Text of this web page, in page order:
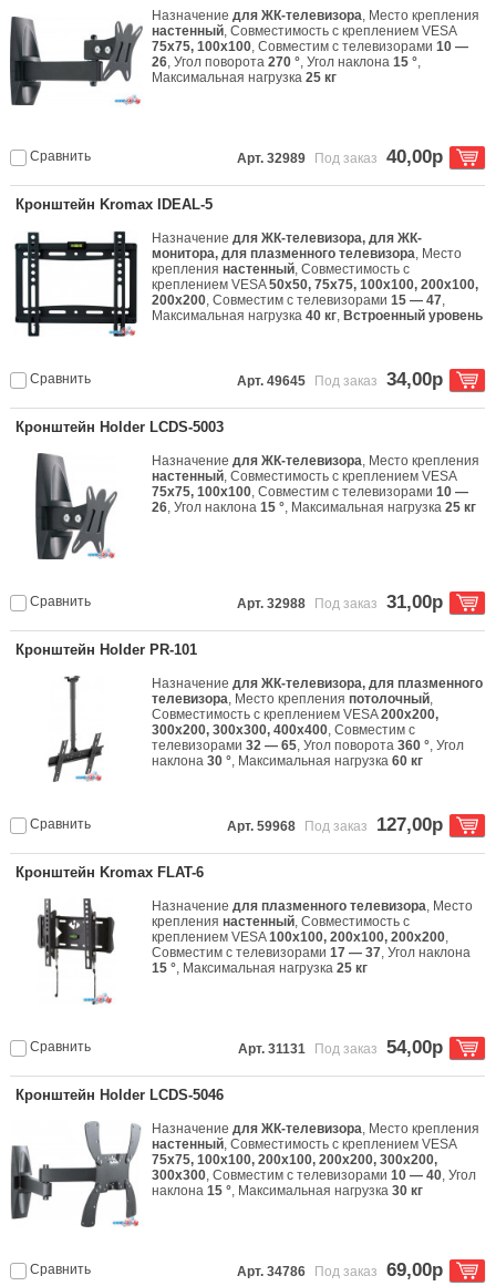
Назначениедля ЖК-телевизора, Место крепления
настенный, Совместимость с креплением VESA
75x75, 100x100, Совместим с телевизорами10 —
26, Угол поворота270 °, Угол наклона15 °,
Максимальная нагрузка25 кг
Сравнить Арт. 32989 Под заказ 40,00р
Кронштейн Kromax IDEAL-5
Назначениедля ЖК-телевизора, для ЖК-
монитора, для плазменного телевизора, Место
креплениянастенный, Совместимость с
креплением VESA50x50, 75x75, 100x100, 200x100,
200x200, Совместим с телевизорами15 — 47,
Максимальная нагрузка40 кг, Встроенный уровень
Сравнить Арт. 49645 Под заказ 34,00р
Кронштейн Holder LCDS-5003
Назначениедля ЖК-телевизора, Место крепления
настенный, Совместимость с креплением VESA
75x75, 100x100, Совместим с телевизорами10 —
26, Угол наклона15 °, Максимальная нагрузка25 кг
Сравнить Арт. 32988 Под заказ 31,00р
Кронштейн Holder PR-101
Назначениедля ЖК-телевизора, для плазменного
телевизора, Место крепленияпотолочный,
Совместимость с креплением VESA200x200,
300x200, 300x300, 400x400, Совместим с
телевизорами32 — 65, Угол поворота360 °, Угол
наклона30 °, Максимальная нагрузка60 кг
Сравнить Арт. 59968 Под заказ 127,00р
Кронштейн Kromax FLAT-6
Назначениедля плазменного телевизора, Место
креплениянастенный, Совместимость с
креплением VESA100x100, 200x100, 200x200,
Совместим с телевизорами17 — 37, Угол наклона
15 °, Максимальная нагрузка25 кг
Сравнить Арт. 31131 Под заказ 54,00р
Кронштейн Holder LCDS-5046
Назначениедля ЖК-телевизора, Место крепления
настенный, Совместимость с креплением VESA
75x75, 100x100, 200x100, 200x200, 300x200,
300x300, Совместим с телевизорами10 — 40, Угол
наклона15 °, Максимальная нагрузка30 кг
Сравнить Арт. 34786 Под заказ 69,00р